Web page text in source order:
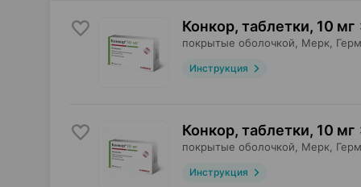
Конкор, таблетки, 10 мг
покрытые оболочкой, Мерк ,
Инструкция
Конкор, таблетки, 10 мг
покрытые оболочкой, Мерк ,
Инструкция